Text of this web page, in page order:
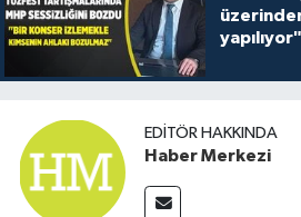
yapılıyor"
EDITÖR HAKKINDA
Haber Merkezi